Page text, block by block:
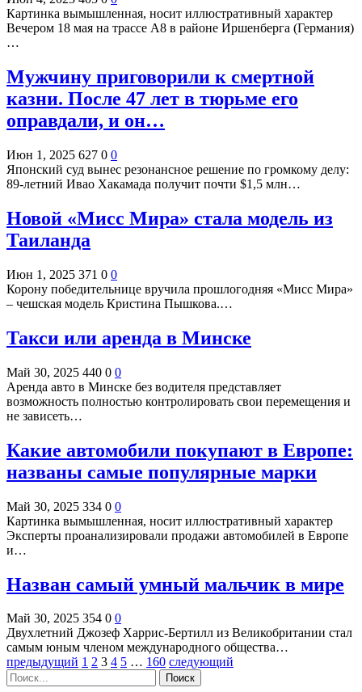
Картинка вымышленная, носит иллюстративный характер
Вечером 18 мая на трассе A8 в районе Иршенберга (Германия)
…
Мужчину приговорили к смертной
казни. После 47 лет в тюрьме его
оправдали, и он…
Июн 1, 2025 627 0 0
Японский суд вынес резонансное решение по громкому делу:
89-летний Ивао Хакамада получит почти $1,5 млн…
Новой «Мисс Мира» стала модель из
Таиланда
Июн 1, 2025 371 0 0
Корону победительнице вручила прошлогодняя «Мисс Мира»
– чешская модель Кристина Пышкова.…
Такси или аренда в Минске
Май 30, 2025 440 0 0
Аренда авто в Минске без водителя представляет
возможность полностью контролировать свои перемещения и
не зависеть…
Какие автомобили покупают в Европе:
названы самые популярные марки
Май 30, 2025 334 0 0
Картинка вымышленная, носит иллюстративный характер
Эксперты проанализировали продажи автомобилей в Европе
и…
Назван самый умный мальчик в мире
Май 30, 2025 354 0 0
Двухлетний Джозеф Харрис-Бертилл из Великобритании стал
самым юным членом международного общества…
предыдущий 1 2 3 4 5 … 160 следующий